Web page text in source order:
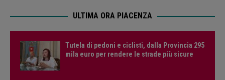
ULTIMA ORA PIACENZA
Tutela di pedoni e ciclisti, dalla Provincia 295
mila euro per rendere le strade più sicure